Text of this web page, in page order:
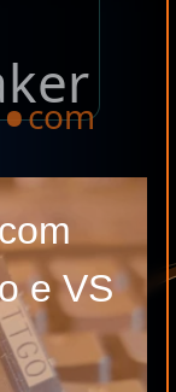
.com
e VS